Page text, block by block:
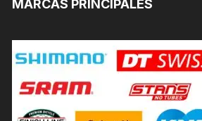
MARCAS PRINCIPALES